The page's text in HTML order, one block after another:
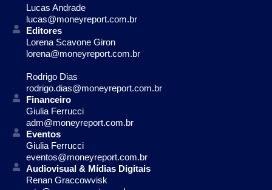
Lucas Andrade
lucas@moneyreport.com.br
Editores
Lorena Scavone Giron
lorena@moneyreport.com.br
Rodrigo Dias
rodrigo.dias@moneyreport.com.br
Financeiro
Giulia Ferrucci
adm@moneyreport.com.br
Eventos
Giulia Ferrucci
eventos@moneyreport.com.br
Audiovisual & Mídias Digitais
Renan Graccowvisk